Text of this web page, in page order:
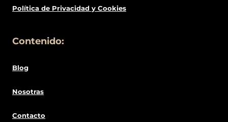
Política de Privacidad y Cookies
Contenido:
Blog
Nosotras
Contacto